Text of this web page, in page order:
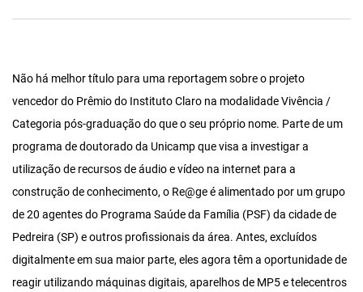
Não há melhor título para uma reportagem sobre o projeto
vencedor do Prêmio do Instituto Claro na modalidade Vivência /
Categoria pós-graduação do que o seu próprio nome. Parte de um
programa de doutorado da Unicamp que visa a investigar a
utilização de recursos de áudio e vídeo na internet para a
construção de conhecimento, o Re@ge é alimentado por um grupo
de 20 agentes do Programa Saúde da Família (PSF) da cidade de
Pedreira (SP) e outros profissionais da área. Antes, excluídos
digitalmente em sua maior parte, eles agora têm a oportunidade de
reagir utilizando máquinas digitais, aparelhos de MP5 e telecentros